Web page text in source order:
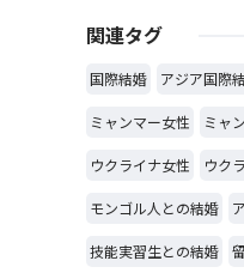
関連タグ
国際結婚 アジア国際
ミャンマー女性 ミャ
ウクライナ女性 ウク
モンゴル人との結婚
技能実習生との結婚